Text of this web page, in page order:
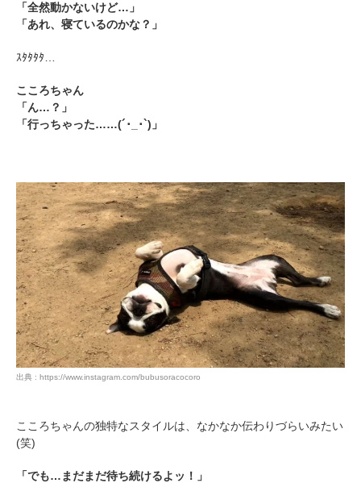
「全然動かないけど…」
「あれ、寝ているのかな？」
ｽﾀﾀﾀﾀ…
こころちゃん
「ん…？」
「行っちゃった……(´･_･`)」
出典 : https://www.instagram.com/bubusoracocoro
こころちゃんの独特なスタイルは、なかなか伝わりづらいみたい
(笑)
「でも…まだまだ待ち続けるよッ！」